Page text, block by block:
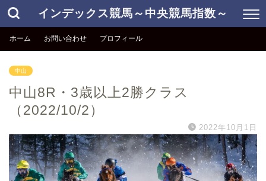
インデックス競馬～中央競馬指数～
ホーム お問い合わせ プロフィール
中山
中山8R・3歳以上2勝クラス
（2022/10/2）
2022年10月1日